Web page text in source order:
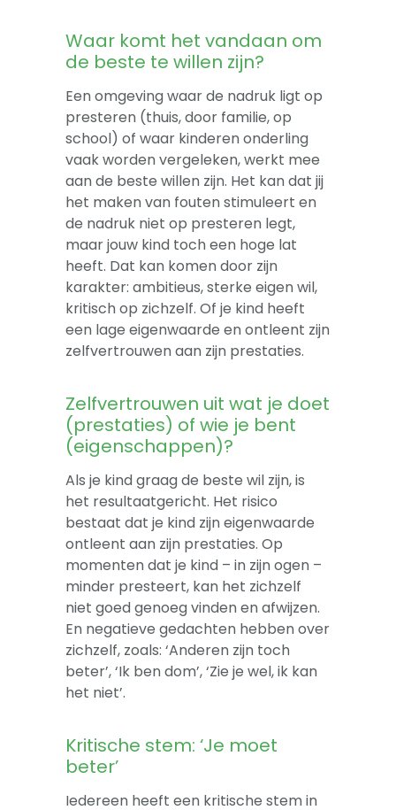
Waar komt het vandaan om
de beste te willen zijn?
Een omgeving waar de nadruk ligt op
presteren (thuis, door familie, op
school) of waar kinderen onderling
vaak worden vergeleken, werkt mee
aan de beste willen zijn. Het kan dat jij
het maken van fouten stimuleert en
de nadruk niet op presteren legt,
maar jouw kind toch een hoge lat
heeft. Dat kan komen door zijn
karakter: ambitieus, sterke eigen wil,
kritisch op zichzelf. Of je kind heeft
een lage eigenwaarde en ontleent zijn
zelfvertrouwen aan zijn prestaties.
Zelfvertrouwen uit wat je doet
(prestaties) of wie je bent
(eigenschappen)?
Als je kind graag de beste wil zijn, is
het resultaatgericht. Het risico
bestaat dat je kind zijn eigenwaarde
ontleent aan zijn prestaties. Op
momenten dat je kind – in zijn ogen –
minder presteert, kan het zichzelf
niet goed genoeg vinden en afwijzen.
En negatieve gedachten hebben over
zichzelf, zoals: ‘Anderen zijn toch
beter’, ‘Ik ben dom’, ‘Zie je wel, ik kan
het niet’.
Kritische stem: ‘Je moet
beter’
Iedereen heeft een kritische stem in